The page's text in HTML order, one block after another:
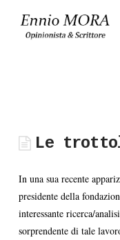
Ennio
Le
In una sua recente
presidente della
interessante ricerca/
sorprendente di tale